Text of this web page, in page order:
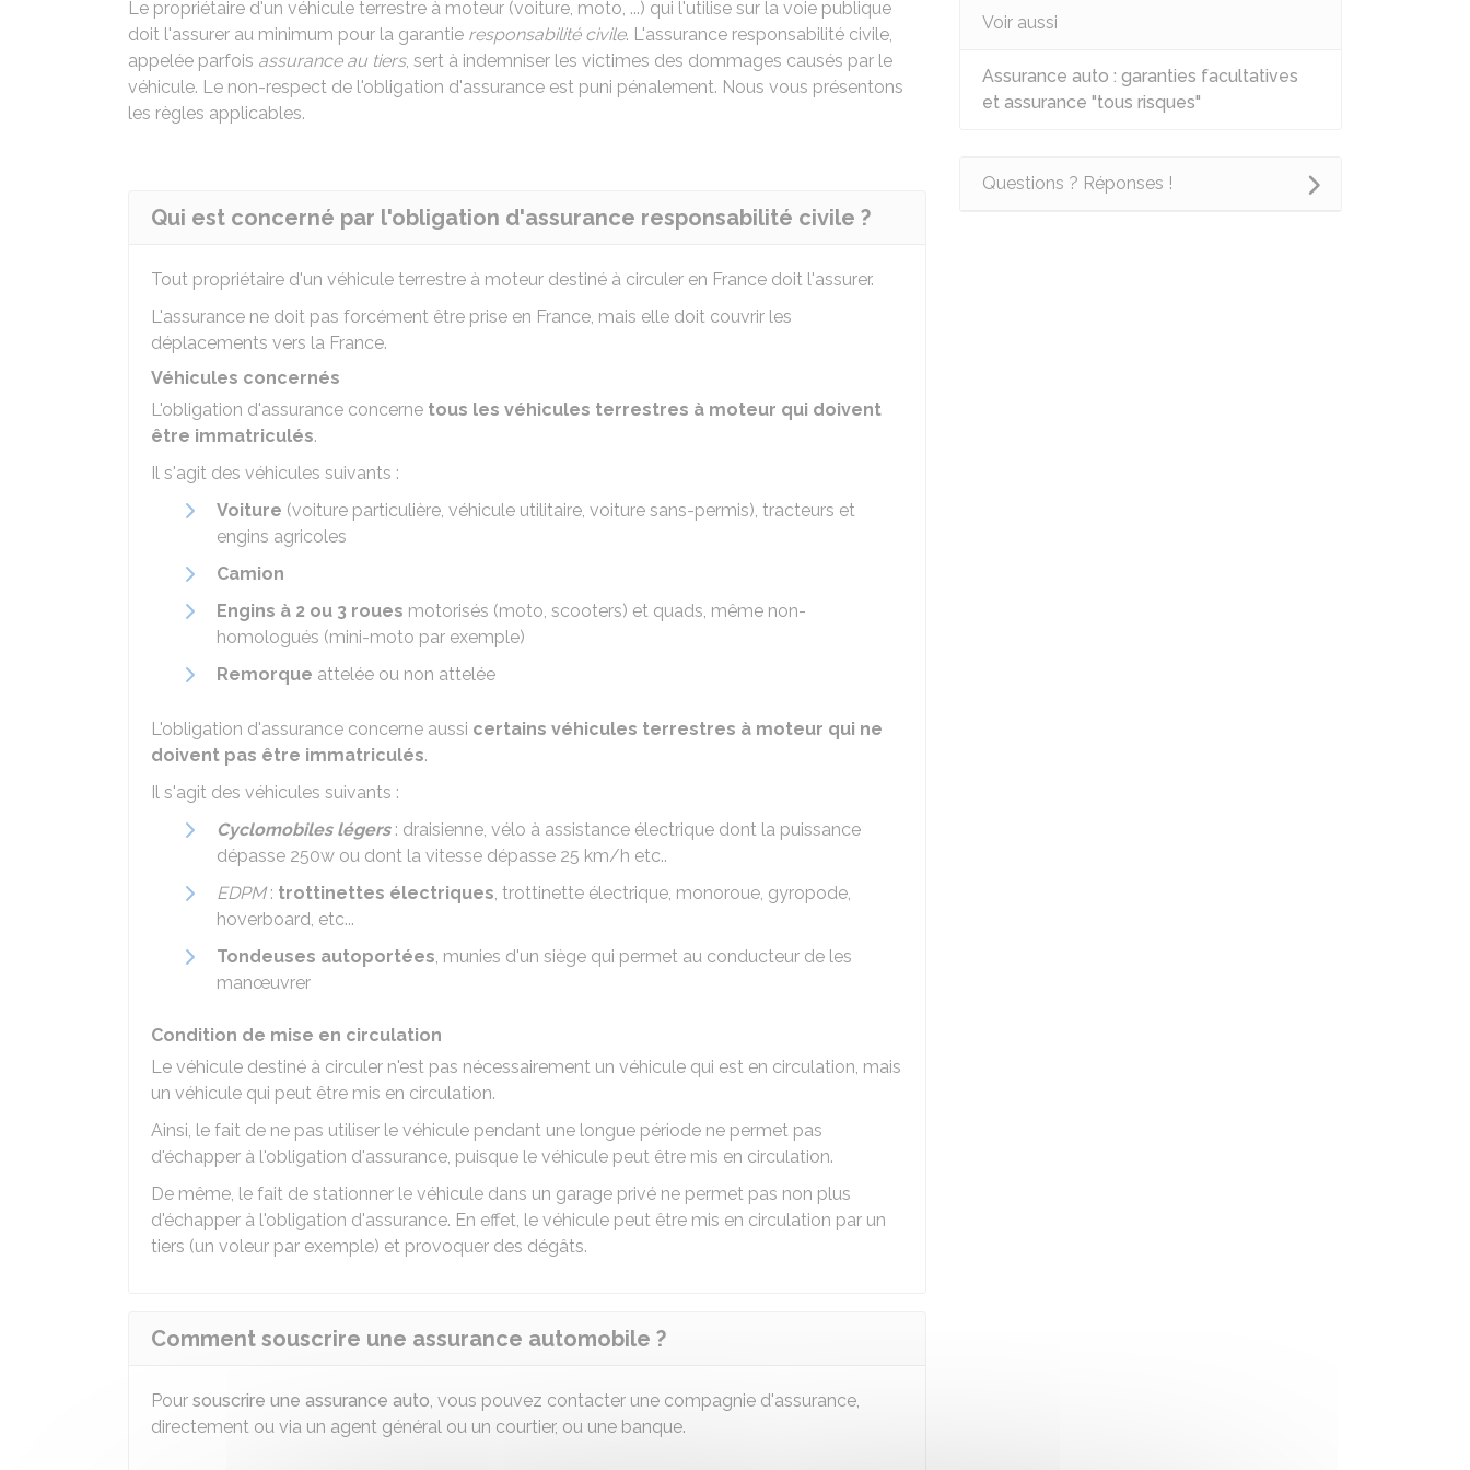
Le propriétaire d'un véhicule terrestre à moteur (voiture, moto, ...) qui l'utilise sur la voie publique
doit l'assurer au minimum pour la garantie responsabilité civile. L'assurance responsabilité civile,
appelée parfois assurance au tiers, sert à indemniser les victimes des dommages causés par le
véhicule. Le non-respect de l'obligation d'assurance est puni pénalement. Nous vous présentons
les règles applicables.
Qui est concerné par l'obligation d'assurance responsabilité civile ?
Tout propriétaire d'un véhicule terrestre à moteur destiné à circuler en France doit l'assurer.
L'assurance ne doit pas forcément être prise en France, mais elle doit couvrir les
déplacements vers la France.
Véhicules concernés
L'obligation d'assurance concerne tous les véhicules terrestres à moteur qui doivent
être immatriculés.
Il s'agit des véhicules suivants :
Voiture (voiture particulière, véhicule utilitaire, voiture sans-permis), tracteurs et
engins agricoles
Camion
Engins à 2 ou 3 roues motorisés (moto, scooters) et quads, même non-
homologués (mini-moto par exemple)
Remorque attelée ou non attelée
L'obligation d'assurance concerne aussi certains véhicules terrestres à moteur qui ne
doivent pas être immatriculés.
Il s'agit des véhicules suivants :
Cyclomobiles légers : draisienne, vélo à assistance électrique dont la puissance
dépasse 250w ou dont la vitesse dépasse 25 km/h etc..
EDPM: trottinettes électriques, trottinette électrique, monoroue, gyropode,
hoverboard, etc...
Tondeuses autoportées, munies d'un siège qui permet au conducteur de les
manœuvrer
Condition de mise en circulation
Le véhicule destiné à circuler n'est pas nécessairement un véhicule qui est en circulation, mais
un véhicule qui peut être mis en circulation.
Ainsi, le fait de ne pas utiliser le véhicule pendant une longue période ne permet pas
d'échapper à l'obligation d'assurance, puisque le véhicule peut être mis en circulation.
De même, le fait de stationner le véhicule dans un garage privé ne permet pas non plus
d'échapper à l'obligation d'assurance. En effet, le véhicule peut être mis en circulation par un
tiers (un voleur par exemple) et provoquer des dégâts.
Comment souscrire une assurance automobile ?
Pour souscrire une assurance auto, vous pouvez contacter une compagnie d'assurance,
directement ou via un agent général ou un courtier, ou une banque.
Voir aussi
Assurance auto : garanties facultatives
et assurance "tous risques"
Questions ? Réponses !